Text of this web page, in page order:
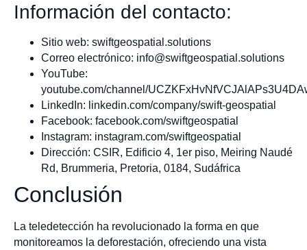
Información del contacto:
Sitio web: swiftgeospatial.solutions
Correo electrónico: info@swiftgeospatial.solutions
YouTube:
youtube.com/channel/
LinkedIn: linkedin.com/company/swift-geospatial
Facebook: facebook.com/swiftgeospatial
Instagram: instagram.com/swiftgeospatial
Dirección: CSIR, Edificio 4, 1er piso, Meiring Naudé
Rd, Brummeria, Pretoria, 0184, Sudáfrica
Conclusión
La teledetección ha revolucionado la forma en que
monitoreamos la deforestación, ofreciendo una vista